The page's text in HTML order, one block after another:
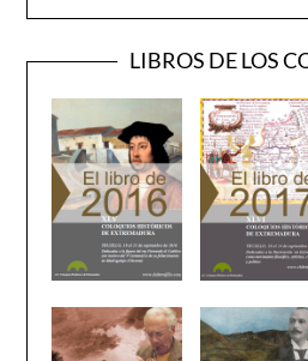
LIBROS DE LOS